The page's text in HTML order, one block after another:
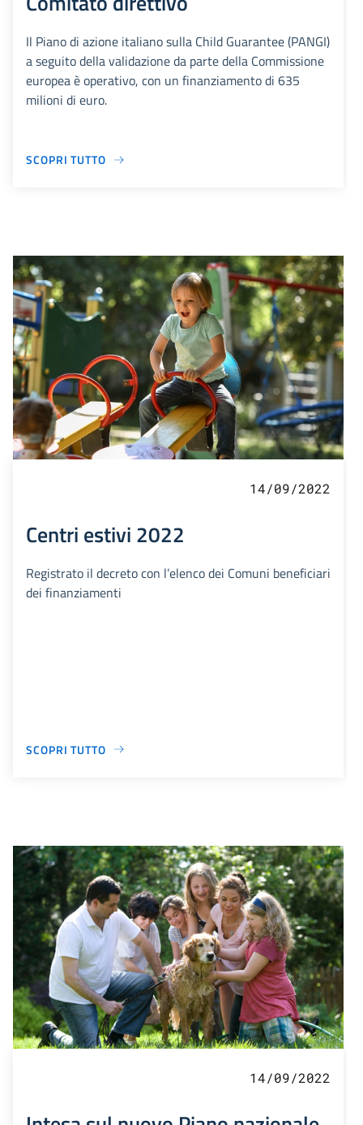
Il Piano di azione italiano sulla Child Guarantee (PANGI)
a seguito della validazione da parte della Commissione
europea è operativo, con un finanziamento di 635
milioni di euro.
SCOPRI TUTTO
14/09/2022
Centri estivi 2022
Registrato il decreto con l’elenco dei Comuni beneficiari
dei finanziamenti
SCOPRI TUTTO
14/09/2022